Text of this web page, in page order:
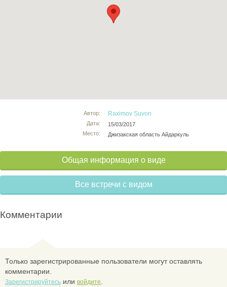
Автор:
Дата:
Место:
Raximov Suvon
15/03/2017
Джизакская область Айдаркуль
Общая информация о виде
Все встречи с видом
Комментарии
Только зарегистрированные пользователи могут оставлять
комментарии.
Зарегистрируйтесь или войдите